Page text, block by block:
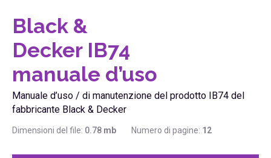
Black &
Decker IB74
manuale d’uso
Manuale d’uso / di manutenzione del prodotto IB74 del
fabbricante Black & Decker
Dimensioni del file: 0.78 mb Numero di pagine: 12